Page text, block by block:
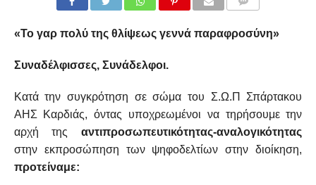
«Το γαρ πολύ της θλίψεως γεννά παραφροσύνη»
Συναδέλφισσες, Συνάδελφοι.
Κατά την συγκρότηση σε σώμα του Σ.Ω.Π Σπάρτακου
ΑΗΣ Καρδιάς, όντας υποχρεωμένοι να τηρήσουμε την
αρχή τηςαντιπροσωπευτικότητας-αναλογικότητας
στην εκπροσώπηση των ψηφοδελτίων στην διοίκηση,
προτείναμε: